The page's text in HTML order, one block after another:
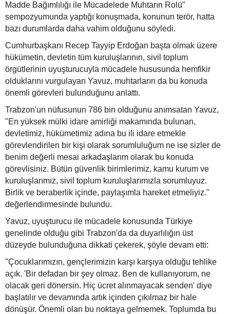
Madde Bağımlılığı ile Mücadelede Muhtarın Rolü"
sempozyumunda yaptığı konuşmada, konunun terör, hatta
bazı durumlarda daha vahim olduğunu söyledi.
Cumhurbaşkanı Recep Tayyip Erdoğan başta olmak üzere
hükümetin, devletin tüm kuruluşlarının, sivil toplum
örgütlerinin uyuşturucuyla mücadele hususunda hemfikir
olduklarını vurgulayan Yavuz, muhtarların da bu konuda
önemli görevleri bulunduğunu anlattı.
Trabzon'un nüfusunun 786 bin olduğunu anımsatan Yavuz,
"En yüksek mülki idare amirliği makamında bulunan,
devletimiz, hükümetimiz adına bu ili idare etmekle
görevlendirilen bir kişi olarak sorumluluğum ne ise sizler de
benim değerli mesai arkadaşlarım olarak bu konuda
görevlisiniz. Bütün güvenlik birimlerimiz, kamu kurum ve
kuruluşlarımız, sivil toplum kuruluşlarımızla sorumluyuz.
Birlik ve beraberlik içinde, paylaşımla hareket etmeliyiz."
değerlendirmesinde bulundu.
Yavuz, uyuşturucu ile mücadele konusunda Türkiye
genelinde olduğu gibi Trabzon'da da duyarlılığın üst
düzeyde bulunduğuna dikkati çekerek, şöyle devam etti:
"Çocuklarımızın, gençlerimizin karşı karşıya olduğu tehlike
açık. 'Bir defadan bir şey olmaz. Ben de kullanıyorum, ne
olacak geri dönersin. Hiç ücret alınmayacak senden' diye
başlatılır ve devamında artık içinden çıkılmaz bir hale
dönüşür. Önemli olan bu noktaya gelmemek. Toplumda bu